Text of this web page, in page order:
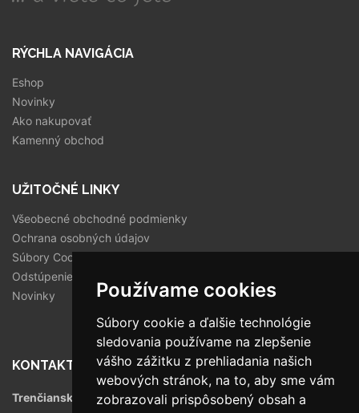
Používame cookies
Súbory cookie a ďalšie technológie
sledovania používame na zlepšenie
vášho zážitku z prehliadania našich
webových stránok, na to, aby sme vám
zobrazovali prispôsobený obsah a
RÝCHLA NAVIGÁCIA
Eshop
Novinky
Ako nakupovať
Kamenný obchod
UŽITOČNÉ LINKY
Všeobecné obchodné podmienky
Ochrana osobných údajov
Súbory Cookies
Odstúpenie od zmluvy
Novinky
KONTAKT
Trenčianska 56/F, 821 09 Bratislava